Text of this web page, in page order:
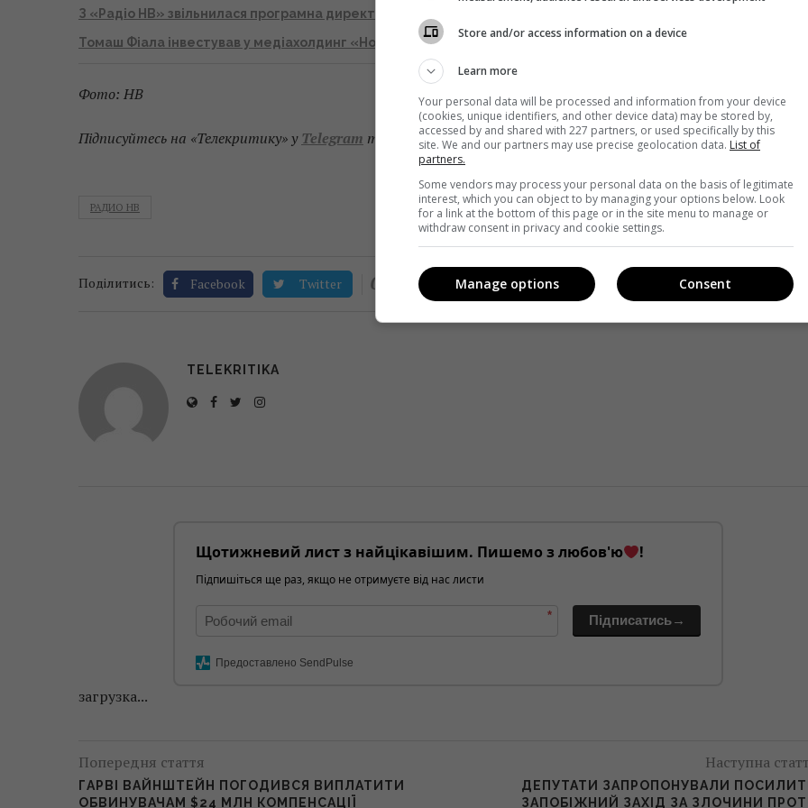
З «Радіо НВ» звільнилася програмна директорка
Томаш Фіала інвестував у медіахолдинг «Новое время» $10 мільйонів
Фото: НВ
Підписуйтесь на «Телекритику» у Telegram та Facebook!
РАДИО НВ
Поділитись: Facebook Twitter 0
TELEKRITIKA
Щотижневий лист з найцікавішим. Пишемо з любов'ю !
Підпишіться ще раз, якщо не отримуєте від нас листи
* Підписатись→
Предоставлено SendPulse
загрузка...
Попередня стаття
ГАРВІ ВАЙНШТЕЙН ПОГОДИВСЯ ВИПЛАТИТИ
ОБВИНУВАЧАМ $24 МЛН КОМПЕНСАЦІЇ
Наступна
ДЕПУТАТИ ЗАПРОПОНУВАЛИ
ЗАПОБІЖНИЙ ЗАХІД ЗА ЗЛОЧИНИ
Store and/or access information on a device
Learn more
Your personal data will be processed and information from your device
(cookies, unique identifiers, and other device data) may be stored by,
accessed by and shared with 227 partners, or used specifically by this
site. We and our partners may use precise geolocation data. List of
partners.
Some vendors may process your personal data on the basis of legitimate
interest, which you can object to by managing your options below. Look
for a link at the bottom of this page or in the site menu to manage or
withdraw consent in privacy and cookie settings.
Consent
Manage options